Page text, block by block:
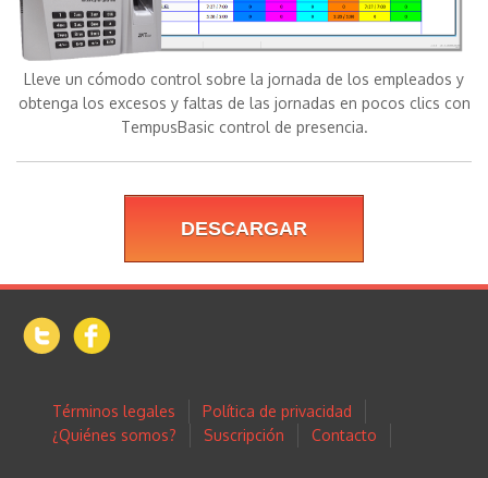
Lleve un cómodo control sobre la jornada de los empleados y
obtenga los excesos y faltas de las jornadas en pocos clics con
TempusBasic control de presencia.
DESCARGAR
Términos legales
Política de privacidad
¿Quiénes somos?
Suscripción Contacto